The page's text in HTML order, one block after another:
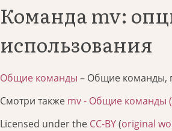
Команда mv:
использования
Общие команды – Общие команды,
Смотри также mv - Общие команды
Licensed under the CC-BY(original